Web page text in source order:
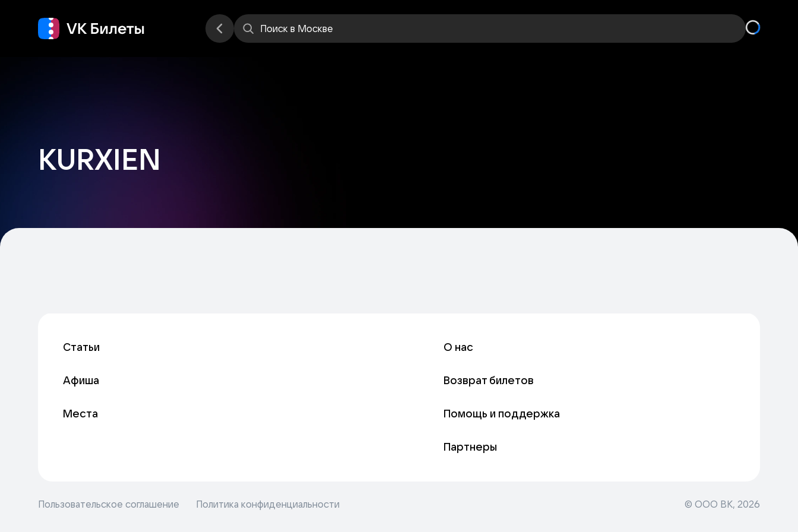
Поиск в Москве
KURXIEN
Статьи
Афиша
Места
О нас
Возврат билетов
Помощь и поддержка
Партнеры
Пользовательское соглашение Политика конфиденциальности © ООО ВК, 2026